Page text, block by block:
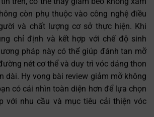
còn phụ thuộc vào công nghệ điều
và chất lượng cơ sở thực hiện. Khi
chỉ định và kết hợp với chế độ sinh
pháp này có thể giúp đánh tan mỡ
nét cơ thể và duy trì vóc dáng thon
dài. Hy vọng bài review giảm mỡ không
có cái nhìn toàn diện hơn để lựa chọn
với nhu cầu và mục tiêu cải thiện vóc